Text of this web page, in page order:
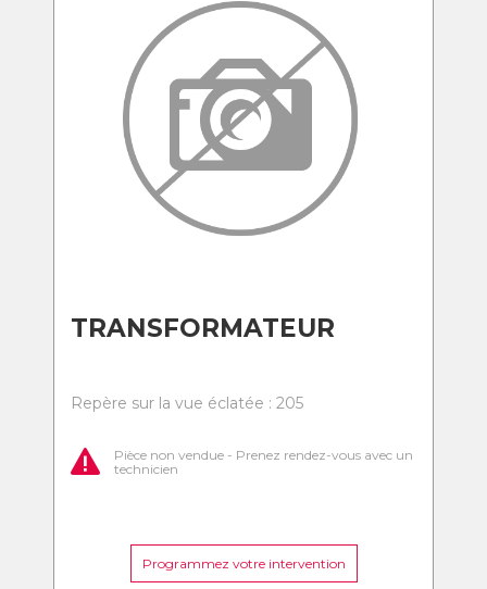
TRANSFORMATEUR
Repère sur la vue éclatée : 205
Pièce non vendue - Prenez rendez-vous avec un
technicien
Programmez votre intervention